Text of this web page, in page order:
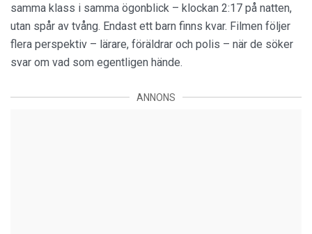
samma klass i samma ögonblick – klockan 2:17 på natten,
utan spår av tvång. Endast ett barn finns kvar. Filmen följer
flera perspektiv – lärare, föräldrar och polis – när de söker
svar om vad som egentligen hände.
ANNONS